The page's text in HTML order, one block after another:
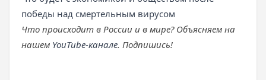
победы над смертельным вирусом
Что происходит в России и в мире? Объясняем на
нашем YouTube-канале. Подпишись!